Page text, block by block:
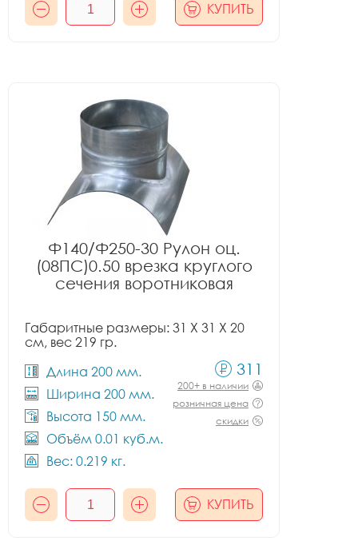
КУПИТЬ
Ф140/Ф250-30 Рулон оц.
(08ПС)0.50 врезка круглого
сечения воротниковая
Габаритные размеры: 31 X 31 X 20
см, вес 219 гр.
Длина 200 мм.
Ширина 200 мм.
Высота 150 мм.
Объём 0.01 куб.м.
Вес: 0.219 кг.
311
200+ в наличии
розничная цена
скидки
КУПИТЬ